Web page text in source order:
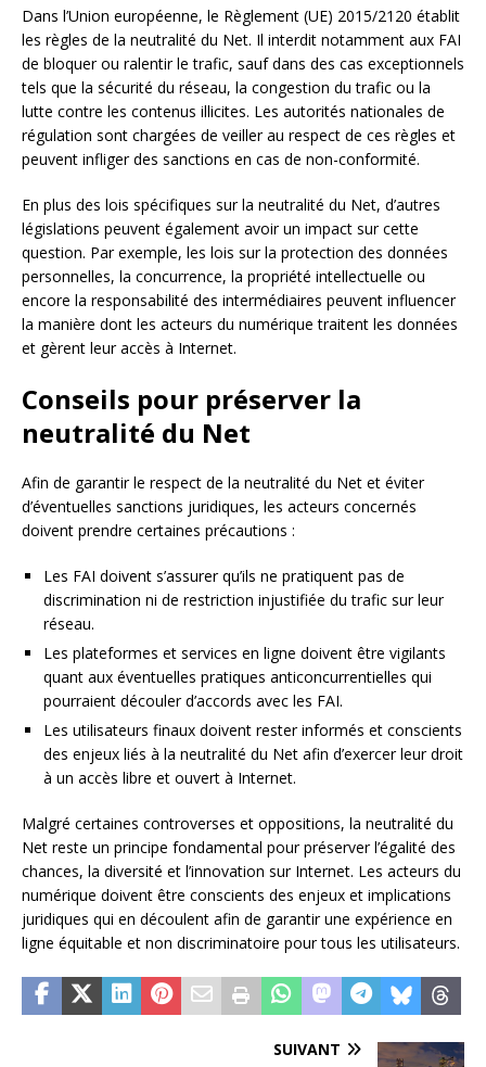
Dans l’Union européenne, le Règlement (UE) 2015/2120 établit
les règles de la neutralité du Net. Il interdit notamment aux FAI
de bloquer ou ralentir le trafic, sauf dans des cas exceptionnels
tels que la sécurité du réseau, la congestion du trafic ou la
lutte contre les contenus illicites. Les autorités nationales de
régulation sont chargées de veiller au respect de ces règles et
peuvent infliger des sanctions en cas de non-conformité.
En plus des lois spécifiques sur la neutralité du Net, d’autres
législations peuvent également avoir un impact sur cette
question. Par exemple, les lois sur la protection des données
personnelles, la concurrence, la propriété intellectuelle ou
encore la responsabilité des intermédiaires peuvent influencer
la manière dont les acteurs du numérique traitent les données
et gèrent leur accès à Internet.
Conseils pour préserver la
neutralité du Net
Afin de garantir le respect de la neutralité du Net et éviter
d’éventuelles sanctions juridiques, les acteurs concernés
doivent prendre certaines précautions :
Les FAI doivent s’assurer qu’ils ne pratiquent pas de
discrimination ni de restriction injustifiée du trafic sur leur
réseau.
Les plateformes et services en ligne doivent être vigilants
quant aux éventuelles pratiques anticoncurrentielles qui
pourraient découler d’accords avec les FAI.
Les utilisateurs finaux doivent rester informés et conscients
des enjeux liés à la neutralité du Net afin d’exercer leur droit
à un accès libre et ouvert à Internet.
Malgré certaines controverses et oppositions, la neutralité du
Net reste un principe fondamental pour préserver l’égalité des
chances, la diversité et l’innovation sur Internet. Les acteurs du
numérique doivent être conscients des enjeux et implications
juridiques qui en découlent afin de garantir une expérience en
ligne équitable et non discriminatoire pour tous les utilisateurs.
SUIVANT